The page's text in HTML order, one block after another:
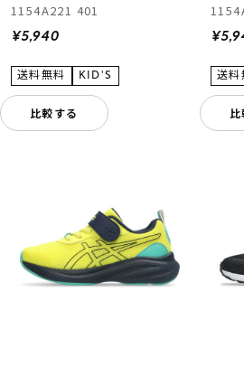
1154A221 401
¥5,940
比較する